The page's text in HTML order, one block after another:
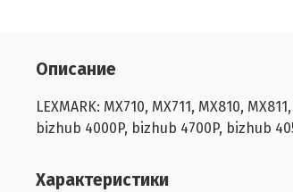
Описание
LEXMARK: MX710, MX711, MX810,
bizhub 4000P, bizhub 4700P, bizhub
Характеристики